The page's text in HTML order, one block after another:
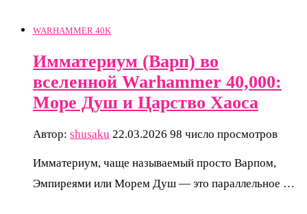
WARHAMMER 40K
Имматериум (Варп) во
вселенной Warhammer 40,000:
Море Душ и Царство Хаоса
Автор: shusaku 22.03.2026 98 число просмотров
Имматериум, чаще называемый просто Варпом,
Эмпиреями или Морем Душ — это параллельное …